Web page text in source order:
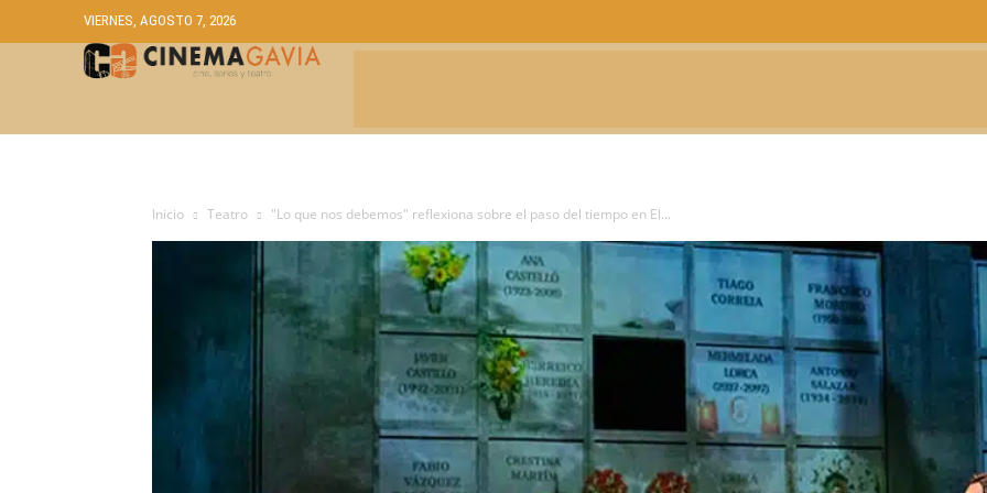
VIERNES, AGOSTO 7, 2026
Inicio Teatro "Lo que nos debemos" reflexiona sobre el paso del tiempo en El...